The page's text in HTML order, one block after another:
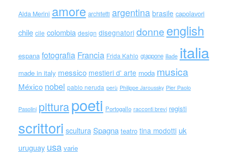
Alda Merini amore architetti argentina brasile capolavori
chile cile colombia design disegnatori donne english
espana fotografia Francia Frida Kahlo giappone iliade italia
made in italy messico mestieri d' arte moda musica
México nobel pablo neruda perù Philippe Jaroussky Pier Paolo
Pasolini pitturapoeti Portogallo racconti brevi registi
scrittori scultura Spagna teatro tina modotti uk
uruguay usa varie